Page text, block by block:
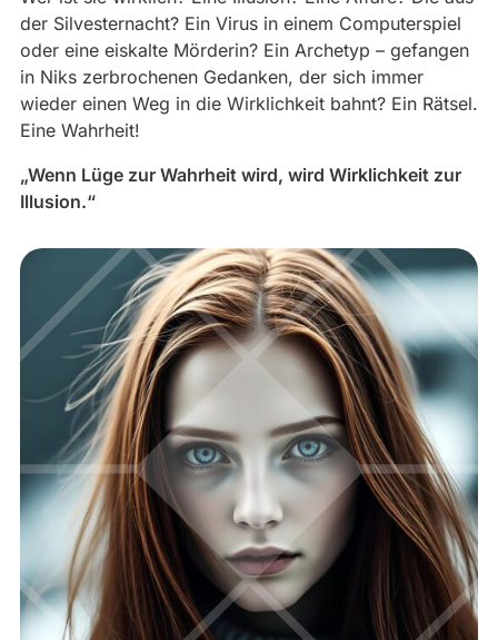
der Silvesternacht? Ein Virus in einem Computerspiel
oder eine eiskalte Mörderin? Ein Archetyp – gefangen
in Niks zerbrochenen Gedanken, der sich immer
wieder einen Weg in die Wirklichkeit bahnt? Ein Rätsel.
Eine Wahrheit!
„Wenn Lüge zur Wahrheit wird, wird Wirklichkeit zur
Illusion.“